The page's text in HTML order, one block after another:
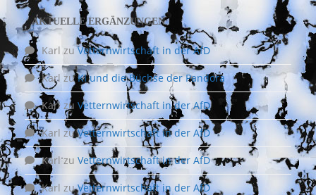
AKTUELLE ERGÄNZUNGEN
Karl zuVetternwirtschaft in der AfD
Karl zuKI und die Büchse der Pandora
Karlzu Vetternwirtschaft in der AfD
Karl zuVetternwirtschaft in der AfD
Karlzu Vetternwirtschaft in der AfD
Karl zuVetternwirtschaft in der AfD